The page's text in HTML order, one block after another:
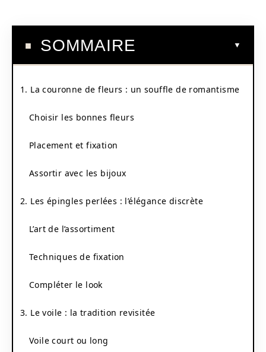
SOMMAIRE
1. La couronne de fleurs : un souffle de romantisme
Choisir les bonnes fleurs
Placement et fixation
Assortir avec les bijoux
2. Les épingles perlées : l’élégance discrète
L’art de l’assortiment
Techniques de fixation
Compléter le look
3. Le voile : la tradition revisitée
Voile court ou long